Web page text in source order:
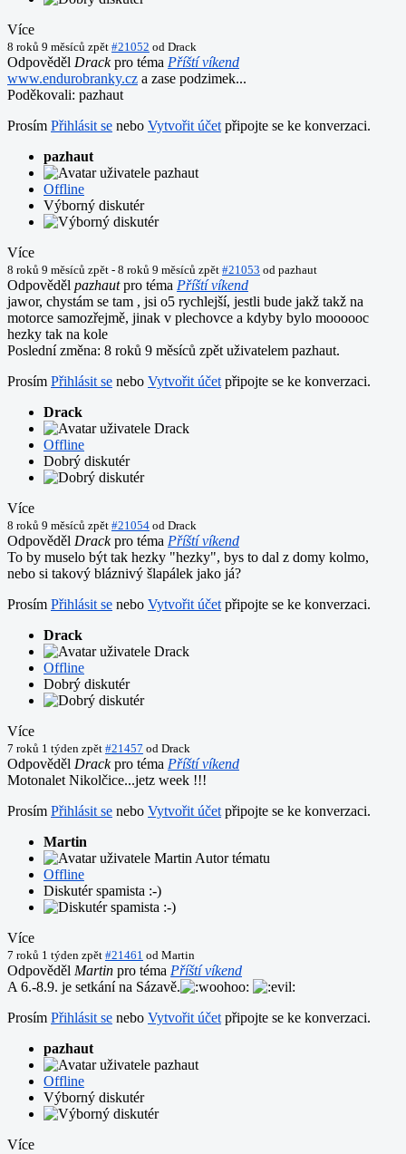
Více
8 roků 9 měsíců zpět #21052 od Drack
Odpověděl Drackpro téma Příští víkend
www.endurobranky.cz a zase podzimek...
Poděkovali: pazhaut
Prosím Přihlásit se nebo Vytvořit účet připojte se ke konverzaci.
pazhaut
Offline
Výborný diskutér
Více
8 roků 9 měsíců zpět - 8 roků 9 měsíců zpět #21053 od pazhaut
Odpověděl pazhautpro téma Příští víkend
jawor, chystám se tam , jsi o5 rychlejší, jestli bude jakž takž na
motorce samozřejmě, jinak v plechovce a kdyby bylo moooooc
hezky tak na kole
Poslední změna: 8 roků 9 měsíců zpět uživatelem pazhaut.
Prosím Přihlásit se nebo Vytvořit účet připojte se ke konverzaci.
Drack
Offline
Dobrý diskutér
Více
8 roků 9 měsíců zpět #21054 od Drack
Odpověděl Drackpro téma Příští víkend
To by muselo být tak hezky "hezky", bys to dal z domy kolmo,
nebo si takový bláznivý šlapálek jako já?
Prosím Přihlásit se nebo Vytvořit účet připojte se ke konverzaci.
Drack
Offline
Dobrý diskutér
Více
7 roků 1 týden zpět #21457 od Drack
Odpověděl Drackpro téma Příští víkend
Motonalet Nikolčice...jetz week !!!
Prosím Přihlásit se nebo Vytvořit účet připojte se ke konverzaci.
Martin
Autor tématu
Offline
Diskutér spamista :-)
Více
7 roků 1 týden zpět #21461 od Martin
Odpověděl Martin pro téma Příští víkend
A 6.-8.9. je setkání na Sázavě.
Prosím Přihlásit se nebo Vytvořit účet připojte se ke konverzaci.
pazhaut
Offline
Výborný diskutér
Více